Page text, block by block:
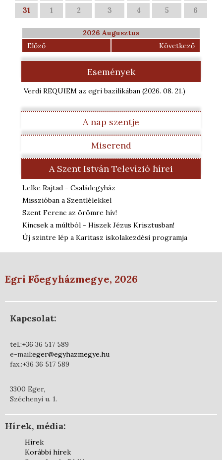
31
1 2 3 4 5 6
2026 Augusztus
Előző
Következő
Események
Verdi REQUIEM az egri bazilikában (2026. 08. 21.)
A nap szentje
Miserend
A Szent István Televízió hírei
Lelke Rajtad - Családegyház
Misszióban a Szentlélekkel
Szent Ferenc az örömre hív!
Kincsek a múltból - Hiszek Jézus Krisztusban!
Új szintre lép a Karitasz iskolakezdési programja
Egri Főegyházmegye, 2026
Kapcsolat:
tel.:+36 36 517 589
e-mail:eger@egyhazmegye.hu
fax.:+36 36 517 589
3300 Eger,
Széchenyi u. 1.
Hírek, média:
Hírek
Korábbi hírek